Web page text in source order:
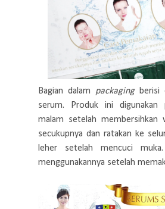
Bagian dalam packaging berisi
serum. Produk ini digunakan
malam setelah membersihkan
secukupnya dan ratakan ke
leher setelah mencuci
menggunakannya setelah